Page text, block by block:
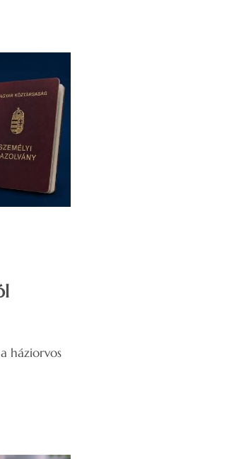
háziorvos